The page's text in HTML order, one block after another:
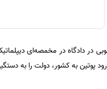
در دادگاه در مخمصه‌ای
پوتین به کشور، دولت را به